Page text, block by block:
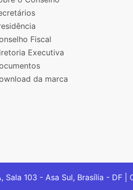
Fiscal
Executiva
da marca
103 - Asa Sul, Brasília - DF |